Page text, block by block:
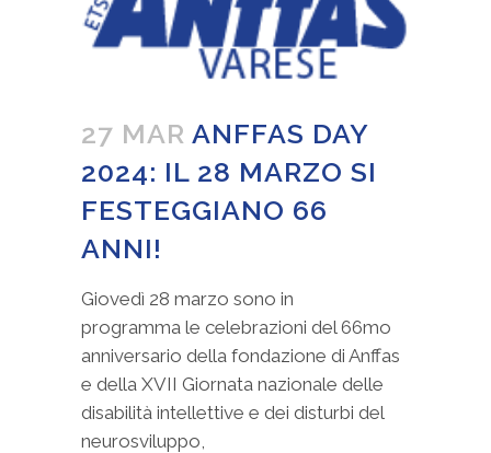
27 MAR ANFFAS DAY
2024: IL 28 MARZO SI
FESTEGGIANO 66
ANNI!
Giovedì 28 marzo sono in
programma le celebrazioni del 66mo
anniversario della fondazione di Anffas
e della XVII Giornata nazionale delle
disabilità intellettive e dei disturbi del
neurosviluppo,